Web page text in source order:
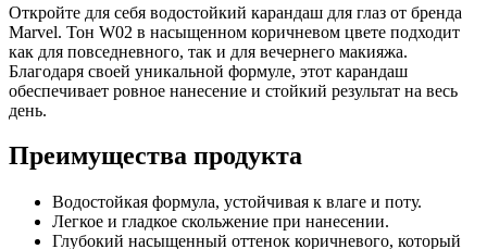
Откройте для себя водостойкий карандаш для глаз от бренда
Marvel. Тон W02 в насыщенном коричневом цвете подходит
как для повседневного, так и для вечернего макияжа.
Благодаря своей уникальной формуле, этот карандаш
обеспечивает ровное нанесение и стойкий результат на весь
день.
Преимущества продукта
Водостойкая формула, устойчивая к влаге и поту.
Легкое и гладкое скольжение при нанесении.
Глубокий насыщенный оттенок коричневого, который